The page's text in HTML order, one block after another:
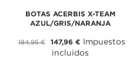
BOTAS ACERBIS X-TEAM
AZUL/GRIS/NARANJA
184,95 € 147,96 € Impuestos
incluidos